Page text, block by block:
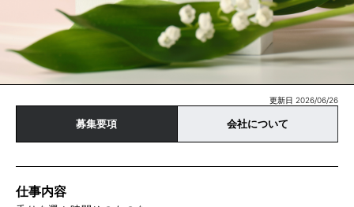
更新日 2026/06/26
募集要項 会社について
仕事内容